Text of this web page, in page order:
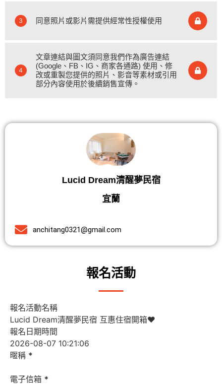
3 同意照片或影片需提供經常性授權使用
4
文章連結與圖文須同意我們作為廣告連結
(Google、FB、IG、商家各通路) 使用、修
改或重製您提供的照片、影音等素材或引用
部分內容使用於後續銷售宣傳。
Lucid Dream清醒夢民宿
宜蘭
anchitang0321@gmail.com
報名活動
報名活動名稱
報名日期時間
暱稱 *
電子信箱 *